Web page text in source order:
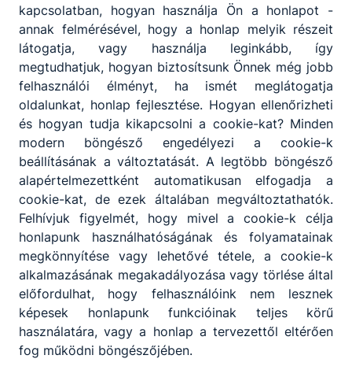
Debreceni SZC Bethlen Gábor
kapcsolatban, hogyan használja Ön a honlapot -
annak felmérésével, hogy a honlap melyik részeit
látogatja, vagy használja leginkább, így
megtudhatjuk, hogyan biztosítsunk Önnek még jobb
felhasználói élményt, ha ismét meglátogatja
oldalunkat, honlap fejlesztése. Hogyan ellenőrizheti
és hogyan tudja kikapcsolni a cookie-kat? Minden
modern böngésző engedélyezi a cookie-k
beállításának a változtatását. A legtöbb böngésző
alapértelmezettként automatikusan elfogadja a
cookie-kat, de ezek általában megváltoztathatók.
Felhívjuk figyelmét, hogy mivel a cookie-k célja
honlapunk használhatóságának és folyamatainak
megkönnyítése vagy lehetővé tétele, a cookie-k
alkalmazásának megakadályozása vagy törlése által
előfordulhat, hogy felhasználóink nem lesznek
képesek honlapunk funkcióinak teljes körű
használatára, vagy a honlap a tervezettől eltérően
fog működni böngészőjében.